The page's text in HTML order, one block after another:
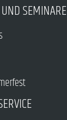
SEMINARE